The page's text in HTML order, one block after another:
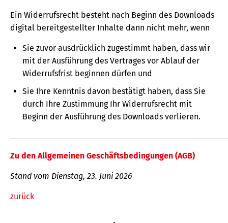
Ein Widerrufsrecht besteht nach Beginn des Downloads
digital bereitgestellter Inhalte dann nicht mehr, wenn
Sie zuvor ausdrücklich zugestimmt haben, dass wir
mit der Ausführung des Vertrages vor Ablauf der
Widerrufsfrist beginnen dürfen und
Sie Ihre Kenntnis davon bestätigt haben, dass Sie
durch Ihre Zustimmung Ihr Widerrufsrecht mit
Beginn der Ausführung des Downloads verlieren.
Zu den Allgemeinen Geschäftsbedingungen (AGB)
Stand vom Dienstag, 23. Juni 2026
zurück